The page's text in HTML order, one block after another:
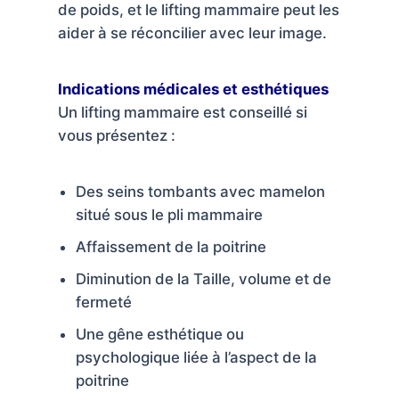
de poids, et le lifting mammaire peut les
aider à se réconcilier avec leur image.
Indications médicales et esthétiques
Un lifting mammaire est conseillé si
vous présentez :
Des seins tombants avec mamelon
situé sous le pli mammaire
Affaissement de la poitrine
Diminution de la Taille, volume et de
fermeté
Une gêne esthétique ou
psychologique liée à l’aspect de la
poitrine